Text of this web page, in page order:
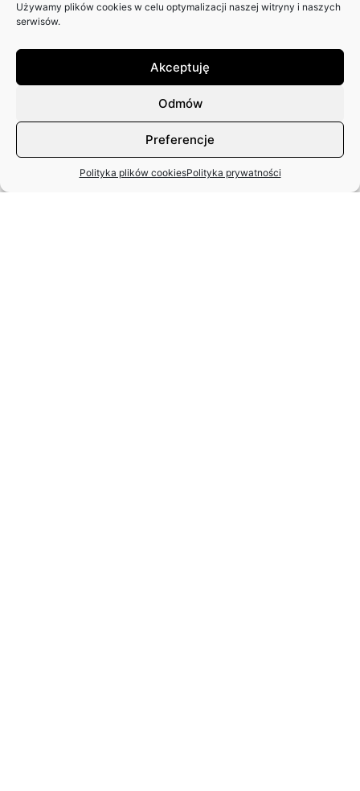
Używamy plików cookies w celu optymalizacji naszej witryny i naszych
serwisów.
Akceptuję
Odmów
Preferencje
Polityka plików cookiesPolityka prywatności
ZAPRASZAMY DO NADSYŁANIA
PISMA: SCENY POLSKIE